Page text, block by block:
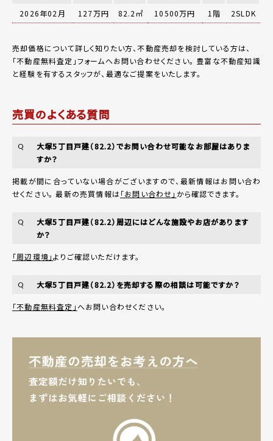
2026年02月
127万円 82.2㎡ 10500万円 1階 2SLDK
売却価格について詳しく知りたい方、不動産売却を検討している方は、
「不動産無料査定 」フォームへお問い合わせください。 豊富な不動産知識
と経験を有するスタッフが、最適なご提案をいたします。
売買のよくある質問
Q
大塚5丁目戸建（82.2）でお問い合わせ可能なお部屋はありま
すか？
掲載が間に合っていない場合がございますので、最新情報はお問い合わ
せください。 最新の売買情報は「お問い合わせ」 から確認できます。
Q
大塚5丁目戸建（82.2）周辺にはどんな施設やお店があります
か？
「周辺環境」よりご確認いただけます。
Q 大塚5丁目戸建（82.2）を売却する際の相談は可能ですか？
「不動産無料査定」へお問い合わせください。